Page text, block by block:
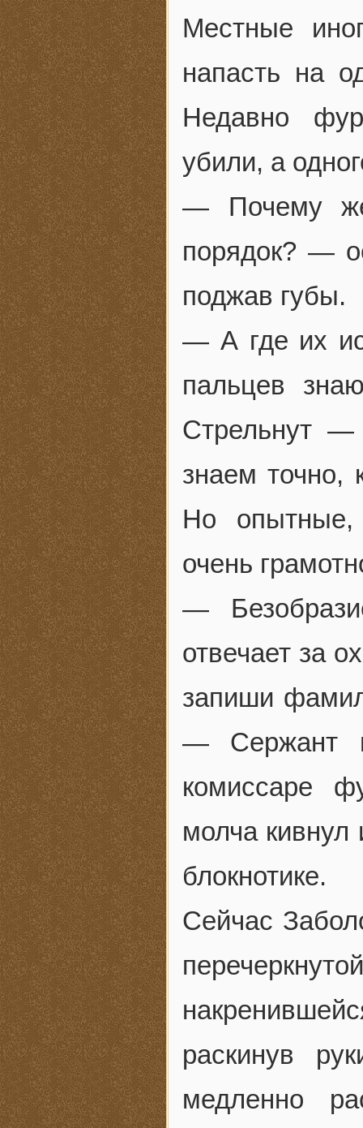
Местные
напасть на
Недавно
убили, а
— Почему
порядок? —
поджав губы.
— А где их
пальцев
Стрельнут
знаем точно,
Но опытные,
очень
—
отвечает за
запиши
— Сержант
комиссаре
молча кивнул
блокнотике.
Сейчас
раскинув
медленно